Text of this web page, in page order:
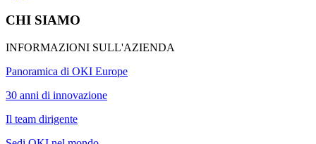
CHI SIAMO
INFORMAZIONI SULL'AZIENDA
Panoramica di OKI Europe
30 anni di innovazione
Il team dirigente